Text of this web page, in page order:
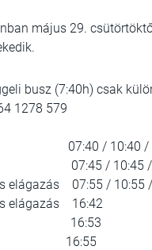
május 29.
busz (7:40h) csak
1278 579
07:40 / 10:40 /
07:45 / 10:45
elágazás
07:55 / 10:55
elágazás
16:42
16:53
16:55